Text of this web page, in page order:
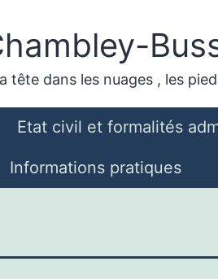
tête dans les nuages , les
Etat civil et formalités
Informations pratiques